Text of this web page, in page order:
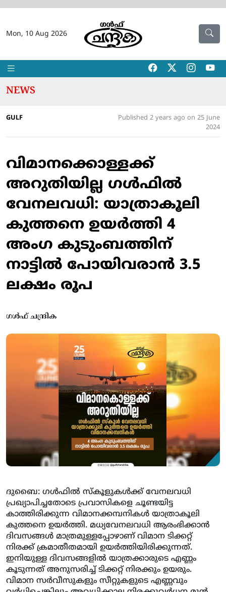
Mon, 10 Aug 2026
NEWS
GULF
Published 2 years ago on 25 June
2024
വിമാനക്കൊള്ളക്ക്
അറുതിയില്ല ഗള്‍ഫില്‍
വേനലവധി: യാത്രാകൂലി
കുത്തനെ ഉയര്‍ത്തി 4
അംഗ കുടുംബത്തിന്
നാട്ടില്‍ പോയിവരാന്‍ 3.5
ലക്ഷം രൂപ
ഗൾഫ് ചന്ദ്രിക
ദുബൈ: ഗള്‍ഫില്‍ സ്‌കൂളുകള്‍ക്ക് വേനലവധി
പ്രഖ്യാപിച്ചതോടെ പ്രവാസികളെ ചൂണ്ടയിട്ട
കാത്തിരിക്കുന്ന വിമാനക്കമ്പനികള്‍ യാത്രാകൂലി
കുത്തനെ ഉയര്‍ത്തി. മധ്യവേനലവധി ആരംഭിക്കാന്‍
ദിവസങ്ങള്‍ മാത്രമുള്ളപ്പോഴാണ് വിമാന ടിക്കറ്റ്
നിരക്ക് ക്രമാതീതമായി ഉയര്‍ത്തിയിരിക്കുന്നത്.
ഇനിയുള്ള ദിവസങ്ങളില്‍ യാത്രക്കാരുടെ എണ്ണം
കൂടുന്നത് അനുസരിച്ച് ടിക്കറ്റ് നിരക്കും ഉയരും.
വിമാന സര്‍വീസുകളും സീറ്റുകളുടെ എണ്ണവും